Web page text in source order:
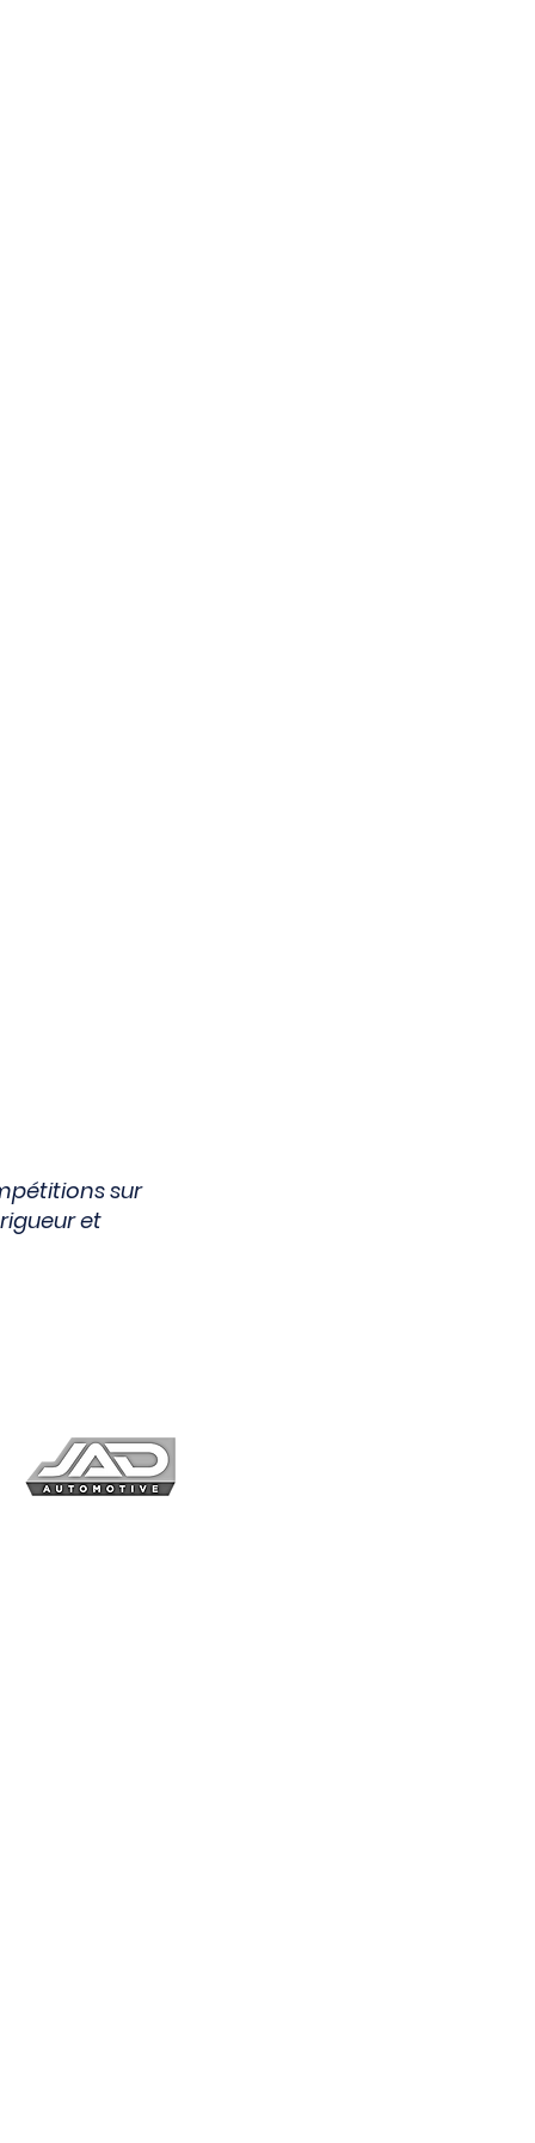
sur
et